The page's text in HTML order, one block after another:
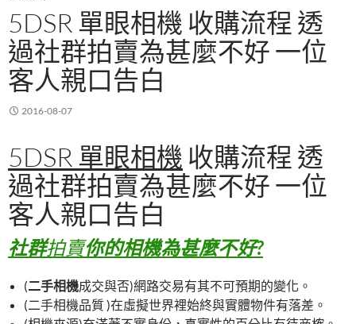
5DSR 單眼相機 收購流程 透
過社群拍賣為甚麼不好 一位
客人親口告白
2016-08-07
5DSR 單眼相機 收購流程 透
過社群拍賣為甚麼不好 一位
客人親口告白
社群拍賣你的相機為甚麼不好?
(二手相機成交與否)網路交易有其不可預期的變化。
(二手相機品質 )在虛擬世界裡始終與實體物件有落差。